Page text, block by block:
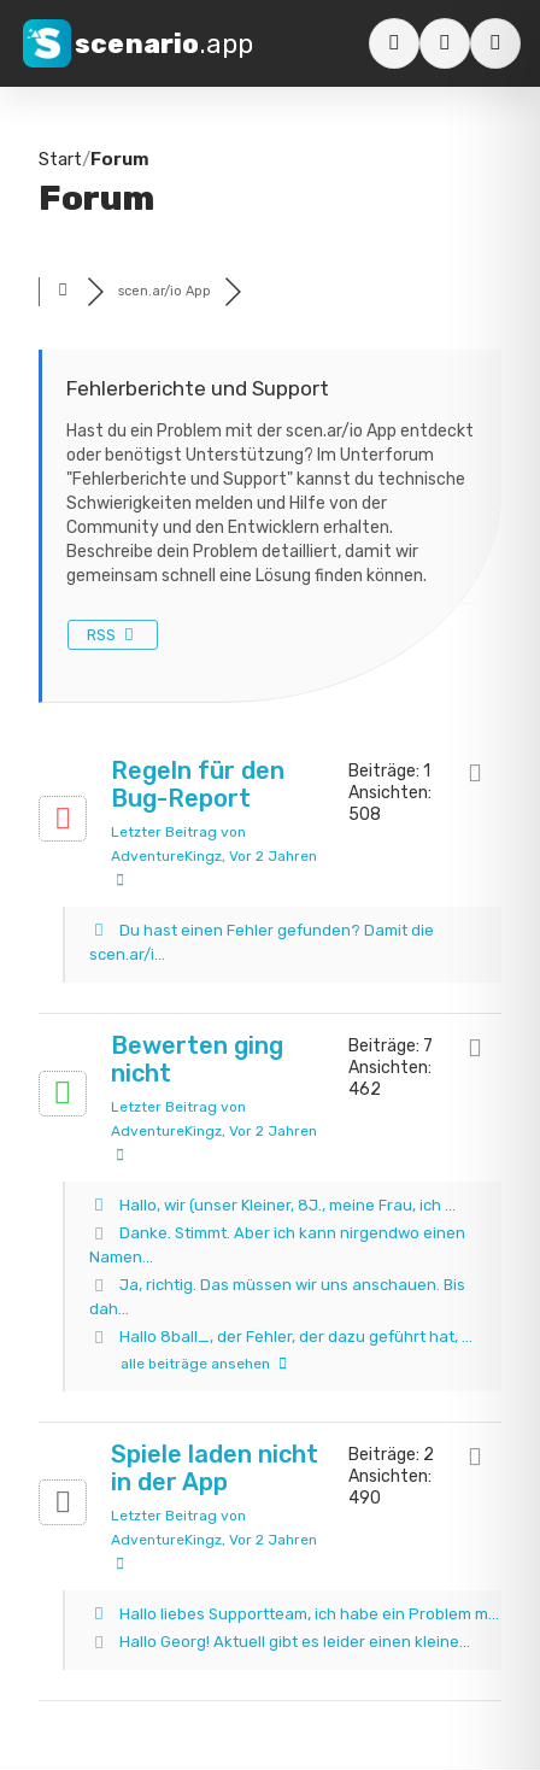
scenario.app
Originals
FAQ
Features
Einsatzbereiche
Start/Forum
Forum
scen.ar/io App
Fehlerberichte und Support
Hast du ein Problem mit der scen.ar/io App entdeckt
oder benötigst Unterstützung? Im Unterforum
"Fehlerberichte und Support" kannst du technische
Schwierigkeiten melden und Hilfe von der
Community und den Entwicklern erhalten.
Beschreibe dein Problem detailliert, damit wir
gemeinsam schnell eine Lösung finden können.
RSS
Regeln für den
Bug-Report
Letzter Beitrag von
AdventureKingz, Vor 2 Jahren
Beiträge: 1
Ansichten:
508
Du hast einen Fehler gefunden? Damit die
scen.ar/i...
Bewerten ging
nicht
Letzter Beitrag von
AdventureKingz, Vor 2 Jahren
Beiträge: 7
Ansichten:
462
Hallo, wir (unser Kleiner, 8J., meine Frau, ich ...
Danke. Stimmt. Aber ich kann nirgendwo einen
Namen...
Ja, richtig. Das müssen wir uns anschauen. Bis
dah...
Hallo 8ball_, der Fehler, der dazu geführt hat, ...
alle beiträge ansehen
Spiele laden nicht
in der App
Letzter Beitrag von
AdventureKingz, Vor 2 Jahren
Beiträge: 2
Ansichten:
490
Hallo liebes Supportteam, ich habe ein Problem m...
Hallo Georg! Aktuell gibt es leider einen kleine...